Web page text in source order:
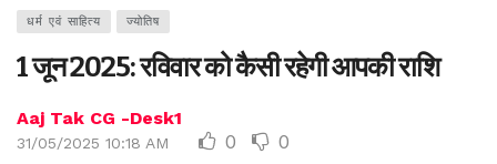
धर्म एवं साहित्य ज्योतिष
1 जून 2025: रविवार को कैसी रहेगी आपकी राशि
Aaj Tak CG -Desk1
31/05/2025 10:18 AM 0 0